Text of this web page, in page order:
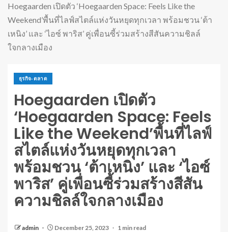
Hoegaarden เปิดตัว ‘Hoegaarden Space: Feels Like the
Weekend’พื้นที่ไลฟ์สไตล์แห่งวันหยุดทุกเวลา พร้อมชวน ‘ต้า
เหนิง’ และ ‘ไอซ์ พาริส’ คู่เพื่อนซี้ร่วมสร้างสีสันความชิลล์
ใจกลางเมือง
ธุรกิจ-ตลาด
Hoegaarden เปิดตัว
‘Hoegaarden Space: Feels
Like the Weekend’พื้นที่ไลฟ์
สไตล์แห่งวันหยุดทุกเวลา
พร้อมชวน ‘ต้าเหนิง’ และ ‘ไอซ์
พาริส’ คู่เพื่อนซี้ร่วมสร้างสีสัน
ความชิลล์ใจกลางเมือง
admin December 25, 2023 1 min read